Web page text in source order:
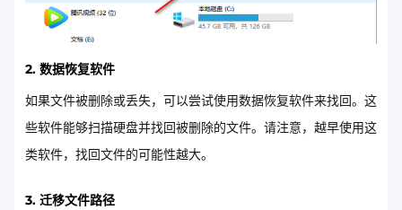
2. 数据恢复软件
如果文件被删除或丢失，可以尝试使用数据恢复软件来找回。这
些软件能够扫描硬盘并找回被删除的文件。请注意，越早使用这
类软件，找回文件的可能性越大。
3. 迁移文件路径